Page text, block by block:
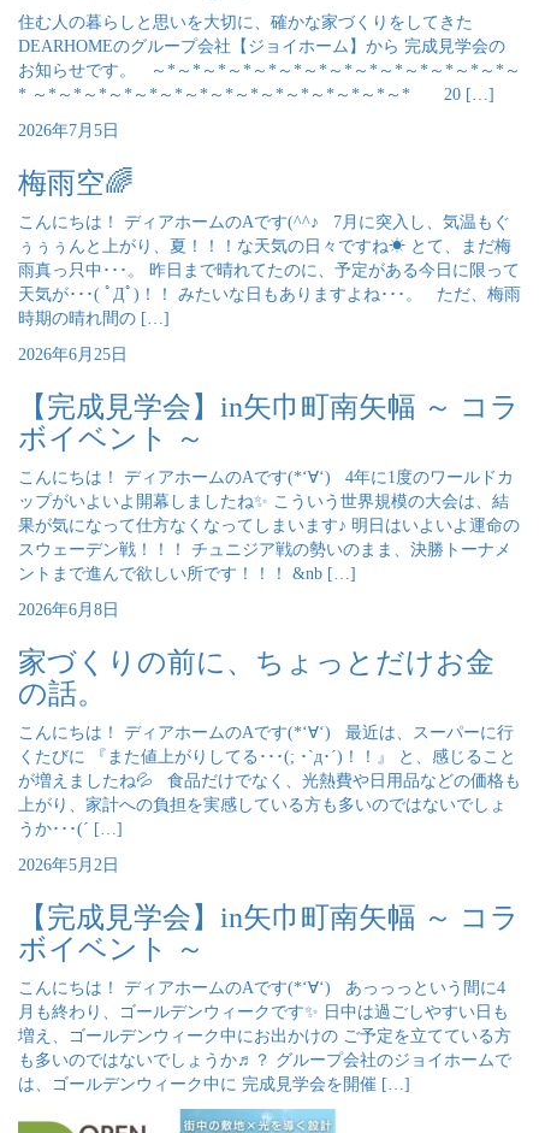
住む人の暮らしと思いを大切に、確かな家づくりをしてきた
DEARHOMEのグループ会社【ジョイホーム】から 完成見学会の
お知らせです。 ～*～*～*～*～*～*～*～*～*～*～*～*～*～*～
* ～*～*～*～*～*～*～*～*～*～*～*～*～*～*～* 20 […]
2026年7月5日
梅雨空🌈
こんにちは！ ディアホームのAです(^^♪ 7月に突入し、気温もぐ
ぅぅぅんと上がり、夏！！！な天気の日々ですね☀ とて、まだ梅
雨真っ只中･･･。 昨日まで晴れてたのに、予定がある今日に限って
天気が･･･( ﾟДﾟ)！！ みたいな日もありますよね･･･。 ただ、梅雨
時期の晴れ間の […]
2026年6月25日
【完成見学会】in矢巾町南矢幅 ～ コラ
ボイベント ～
こんにちは！ ディアホームのAです(*‘∀‘) 4年に1度のワールドカ
ップがいよいよ開幕しましたね✨ こういう世界規模の大会は、結
果が気になって仕方なくなってしまいます♪ 明日はいよいよ運命の
スウェーデン戦！！！ チュニジア戦の勢いのまま、決勝トーナメ
ントまで進んで欲しい所です！！！ &nb […]
2026年6月8日
家づくりの前に、ちょっとだけお金
の話。
こんにちは！ ディアホームのAです(*‘∀‘) 最近は、スーパーに行
くたびに 『また値上がりしてる･･･(; ･`д･´)！！』 と、感じること
が増えましたね💦 食品だけでなく、光熱費や日用品などの価格も
上がり、家計への負担を実感している方も多いのではないでしょ
うか･･･(´ […]
2026年5月2日
【完成見学会】in矢巾町南矢幅 ～ コラ
ボイベント ～
こんにちは！ ディアホームのAです(*‘∀‘) あっっっという間に4
月も終わり、ゴールデンウィークです✨ 日中は過ごしやすい日も
増え、ゴールデンウィーク中にお出かけの ご予定を立てている方
も多いのではないでしょうか♬？ グループ会社のジョイホームで
は、ゴールデンウィーク中に 完成見学会を開催 […]